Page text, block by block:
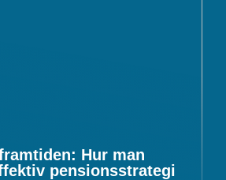
Hur man
pensionsstrategi